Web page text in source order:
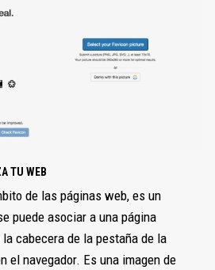
TU WEB
de las páginas web, es un
puede asociar a una página
cabecera de la pestaña de la
el navegador. Es una imagen de